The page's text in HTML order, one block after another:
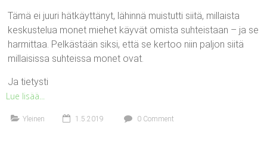
Tämä ei juuri hätkäyttänyt, lähinnä muistutti siitä, millaista
keskustelua monet miehet käyvät omista suhteistaan – ja se
harmittaa. Pelkästään siksi, että se kertoo niin paljon siitä
millaisissa suhteissa monet ovat.
Ja tietysti
Lue lisää...
Yleinen 1.5.2019 0 Comment